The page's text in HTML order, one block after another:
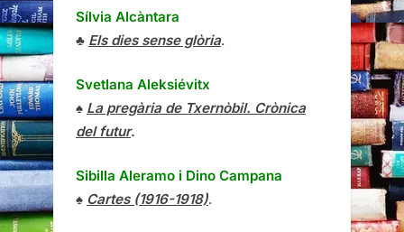
Sílvia Alcàntara
♣ Els dies sense glòria.
Svetlana Aleksiévitx
♠ La pregària de Txernòbil. Crònica
del futur.
Sibilla Aleramo i Dino Campana
♠ Cartes (1916-1918).